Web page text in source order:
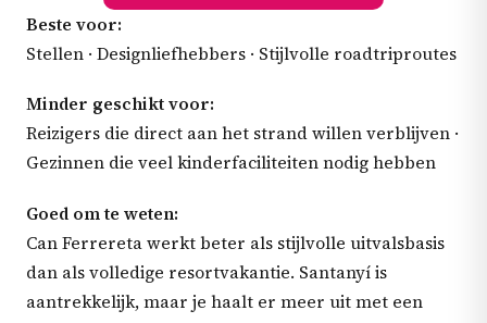
Beste voor:
Stellen · Designliefhebbers · Stijlvolle roadtriproutes
Minder geschikt voor:
Reizigers die direct aan het strand willen verblijven ·
Gezinnen die veel kinderfaciliteiten nodig hebben
Goed om te weten:
Can Ferrereta werkt beter als stijlvolle uitvalsbasis
dan als volledige resortvakantie. Santanyí is
aantrekkelijk, maar je haalt er meer uit met een